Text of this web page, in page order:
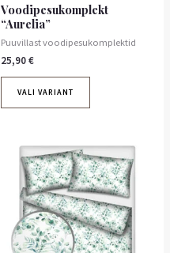
Voodipesukomplekt
“Aurelia”
Puuvillast voodipesukomplektid
25,90€
VALI VARIANT
Hinnavahemik:
2,55 €
kuni
4,00 €
Sellel
tootel
on
mitu
varianti.
Valikuid